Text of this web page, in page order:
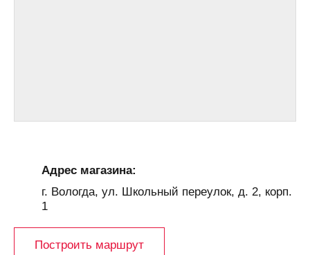
Адрес магазина:
г. Вологда, ул. Школьный переулок, д. 2, корп.
1
Построить маршрут